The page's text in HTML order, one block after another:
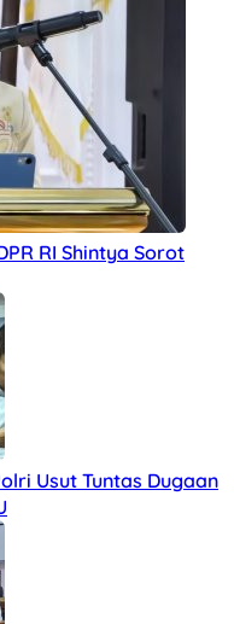
RI Shintya Sorot
Usut Tuntas Dugaan